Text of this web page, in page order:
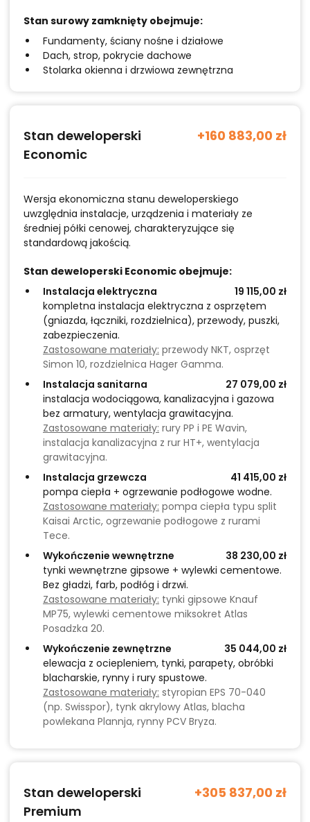
Stan surowy zamknięty obejmuje:
Fundamenty, ściany nośne i działowe
Dach, strop, pokrycie dachowe
Stolarka okienna i drzwiowa zewnętrzna
Stan deweloperski
Economic
+160 883,00 zł
Wersja ekonomiczna stanu deweloperskiego
uwzględnia instalacje, urządzenia i materiały ze
średniej półki cenowej, charakteryzujące się
standardową jakością.
Stan deweloperski Economic obejmuje:
Instalacja elektryczna
19 115,00 zł
kompletna instalacja elektryczna z osprzętem
(gniazda, łączniki, rozdzielnica), przewody, puszki,
zabezpieczenia.
Zastosowane materiały: przewody NKT, osprzęt
Simon 10, rozdzielnica Hager Gamma.
Instalacja sanitarna
27 079,00 zł
instalacja wodociągowa, kanalizacyjna i gazowa
bez armatury, wentylacja grawitacyjna.
Zastosowane materiały: rury PP i PE Wavin,
instalacja kanalizacyjna z rur HT+, wentylacja
grawitacyjna.
Instalacja grzewcza
41 415,00 zł
pompa ciepła + ogrzewanie podłogowe wodne.
Zastosowane materiały: pompa ciepła typu split
Kaisai Arctic, ogrzewanie podłogowe z rurami
Tece.
Wykończenie wewnętrzne
38 230,00 zł
tynki wewnętrzne gipsowe + wylewki cementowe.
Bez gładzi, farb, podłóg i drzwi.
Zastosowane materiały: tynki gipsowe Knauf
MP75, wylewki cementowe miksokret Atlas
Posadzka 20.
Wykończenie zewnętrzne
35 044,00 zł
elewacja z ociepleniem, tynki, parapety, obróbki
blacharskie, rynny i rury spustowe.
Zastosowane materiały: styropian EPS 70-040
(np. Swisspor), tynk akrylowy Atlas, blacha
powlekana Plannja, rynny PCV Bryza.
Stan deweloperski
Premium
+305 837,00 zł